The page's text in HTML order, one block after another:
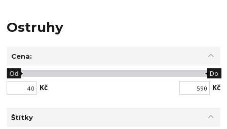
Ostruhy
Cena:
Kč
Od Do
Kč
Štítky